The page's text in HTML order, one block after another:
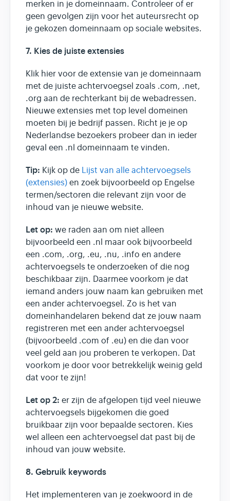
merken in je domeinnaam. Controleer of er
geen gevolgen zijn voor het auteursrecht op
je gekozen domeinnaam op sociale websites.
7. Kies de juiste extensies
Klik hier voor de extensie van je domeinnaam
met de juiste achtervoegsel zoals .com, .net,
.org aan de rechterkant bij de webadressen.
Nieuwe extensies met top level domeinen
moeten bij je bedrijf passen. Richt je je op
Nederlandse bezoekers probeer dan in ieder
geval een .nl domeinnaam te vinden.
Tip: Kijk op de Lijst van alle achtervoegsels
(extensies) en zoek bijvoorbeeld op Engelse
termen/sectoren die relevant zijn voor de
inhoud van je nieuwe website.
Let op: we raden aan om niet alleen
bijvoorbeeld een .nl maar ook bijvoorbeeld
een .com, .org, .eu, .nu, .info en andere
achtervoegsels te onderzoeken of die nog
beschikbaar zijn. Daarmee voorkom je dat
iemand anders jouw naam kan gebruiken met
een ander achtervoegsel. Zo is het van
domeinhandelaren bekend dat ze jouw naam
registreren met een ander achtervoegsel
(bijvoorbeeld .com of .eu) en die dan voor
veel geld aan jou proberen te verkopen. Dat
voorkom je door voor betrekkelijk weinig geld
dat voor te zijn!
Let op 2: er zijn de afgelopen tijd veel nieuwe
achtervoegsels bijgekomen die goed
bruikbaar zijn voor bepaalde sectoren. Kies
wel alleen een achtervoegsel dat past bij de
inhoud van jouw website.
8. Gebruik keywords
Het implementeren van je zoekwoord in de